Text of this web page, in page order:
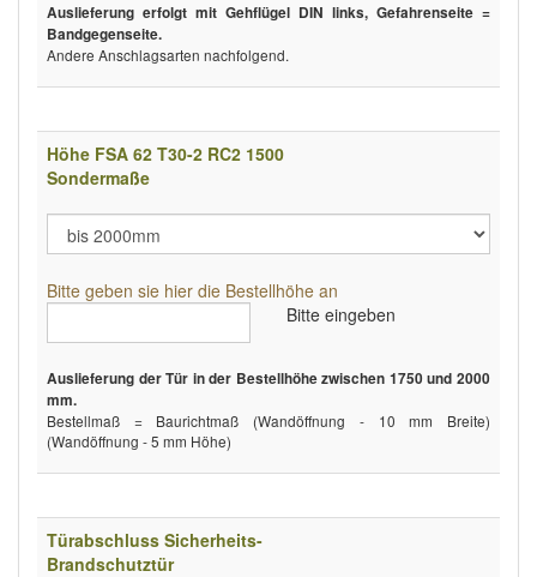
Auslieferung erfolgt mit Gehflügel DIN links, Gefahrenseite =
Bandgegenseite.
Andere Anschlagsarten nachfolgend.
Höhe FSA 62 T30-2 RC2 1500
Sondermaße
Bitte geben sie hier die Bestellhöhe an
Bitte eingeben
Auslieferung der Tür in der Bestellhöhe zwischen 1750 und 2000
mm.
Bestellmaß = Baurichtmaß (Wandöffnung - 10 mm Breite)
(Wandöffnung - 5 mm Höhe)
Türabschluss Sicherheits-
Brandschutztür